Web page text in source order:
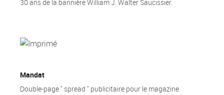
30 ans de la bannière William J. Walter Saucissier.
Mandat
Double-page " spread " publicitaire pour le magazine